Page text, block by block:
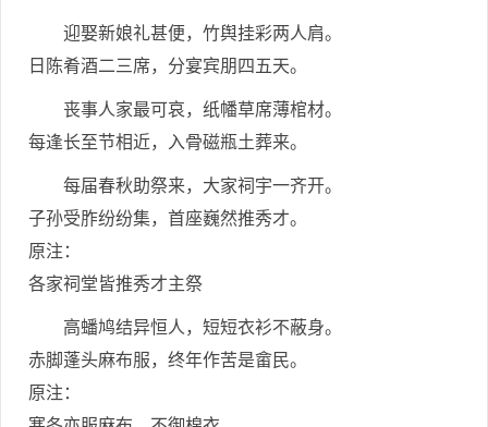
迎娶新娘礼甚便，竹舆挂彩两人肩。
日陈肴酒二三席，分宴宾朋四五天。
丧事人家最可哀，纸幡草席薄棺材。
每逢长至节相近，入骨磁瓶土葬来。
每届春秋助祭来，大家祠宇一齐开。
子孙受胙纷纷集，首座巍然推秀才。
原注：
各家祠堂皆推秀才主祭
高蟠鸠结异恒人，短短衣衫不蔽身。
赤脚蓬头麻布服，终年作苦是畲民。
原注：